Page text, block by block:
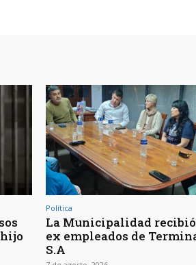
hijo
Política
La Municipalidad
ex empleados de
S.A